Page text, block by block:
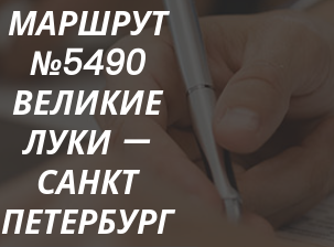
МАРШРУТ
№5490
ВЕЛИКИЕ
ЛУКИ —
САНКТ
ПЕТЕРБУРГ